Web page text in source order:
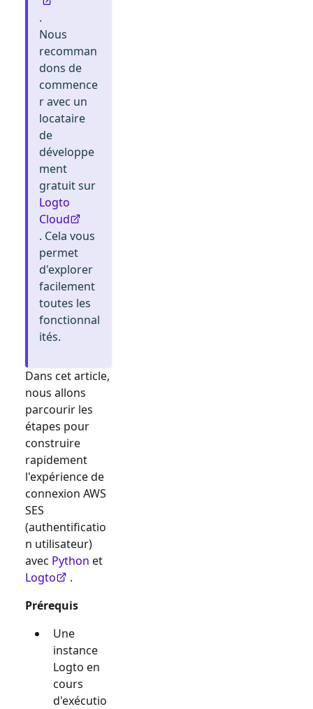
.
Nous
recomman
dons de
commence
r avec un
locataire
de
développe
ment
gratuit sur
Logto
Cloud
. Cela vous
permet
d'explorer
facilement
toutes les
fonctionnal
ités.
Dans cet article,
nous allons
parcourir les
étapes pour
construire
rapidement
l'expérience de
connexion AWS
SES
(authentificatio
n utilisateur)
avec Python et
Logto
.
Prérequis
Une
instance
Logto en
cours
d'exécutio